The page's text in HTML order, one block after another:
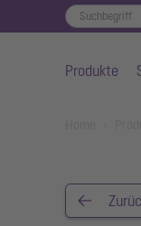
Produkte